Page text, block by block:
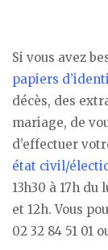
Si vous avez
papiers
décès, des
mariage, de
d’effectuer
état civil/
13h30 à 17h
et 12h. Vous
02 32 84 51 01